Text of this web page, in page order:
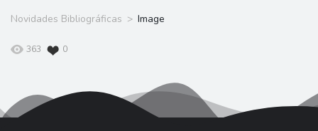
Novidades Bibliográficas Image
363 0